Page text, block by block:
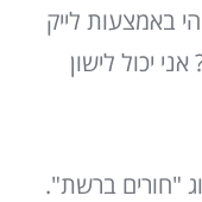
באמצעות לייק
יכול לישון
"חורים ברשת".